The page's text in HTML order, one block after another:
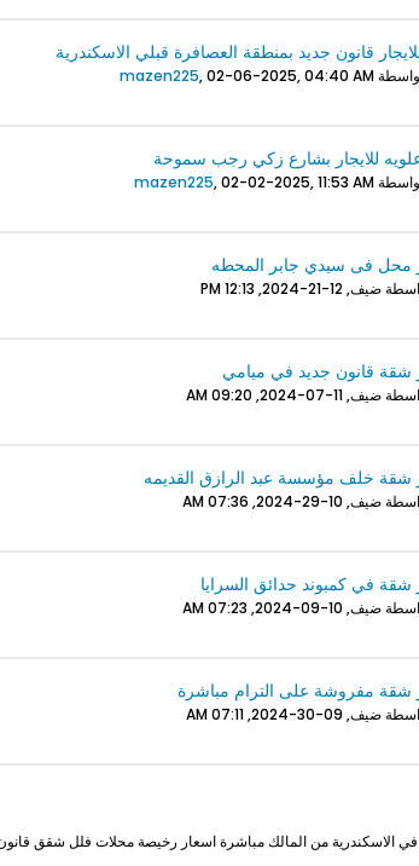
قانون جديد بمنطقة العصافرة قبلي الاسكندرية
mazen225,02-06-2025, 04:40 AM
للايجار بشارع زكي رجب سموحة
mazen225,02-02-2025, 11:53 AM
محل فى سيدي جابر المحطه
ضيف,12-21-2024, 12:13 PM
شقة قانون جديد في ميامي
ضيف,11-07-2024, 09:20 AM
شقة خلف مؤسسة عبد الرازق القديمه
ضيف, 10-29-2024, 07:36 AM
شقة في كمبوند حدائق السرايا
ضيف, 10-09-2024, 07:23 AM
شقة مفروشة على الترام مباشرة
ضيف, 09-30-2024, 07:11 AM
في الاسكندرية من المالك مباشرة اسعار رخيصة محلات فلل شقق